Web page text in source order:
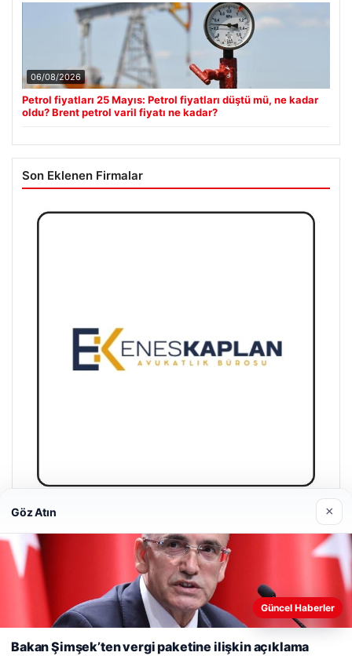
06/08/2026
Petrol fiyatları 25 Mayıs: Petrol fiyatları düştü mü, ne kadar
oldu? Brent petrol varil fiyatı ne kadar?
Son Eklenen Firmalar
Enes Kaplan Avukatlık Bürosu
28/04/2026
Web sitemizi nasıl kullandığınızı daha iyi anlayabilmek,
deneyiminizi kişiselleştirmek ve geliştirmek amacıyla çerezler
Göz Atın ×
Güncel Haberler
Bakan Şimşek’ten vergi paketine ilişkin açıklama